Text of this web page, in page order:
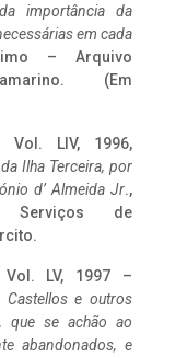
importância da
em cada
– Arquivo
(Em
Vol. LIV, 1996,
Ilha Terceira, por
d’ Almeida Jr.,
Serviços de
LV, 1997 –
Castellos e outros
que se achão ao
abandonados, e